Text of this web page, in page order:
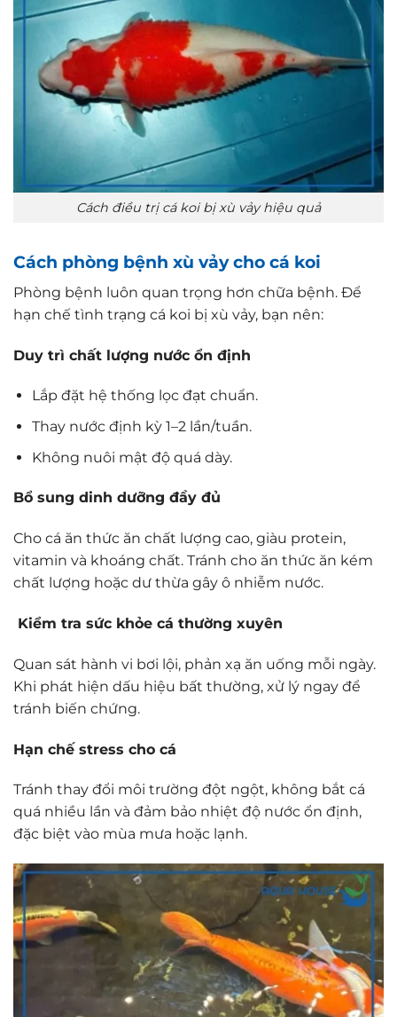
Cách điều trị cá koi bị xù vảy hiệu quả
Cách phòng bệnh xù vảy cho cá koi
Phòng bệnh luôn quan trọng hơn chữa bệnh. Để
hạn chế tình trạng cá koi bị xù vảy, bạn nên:
Duy trì chất lượng nước ổn định
Lắp đặt hệ thống lọc đạt chuẩn.
Thay nước định kỳ 1–2 lần/tuần.
Không nuôi mật độ quá dày.
Bổ sung dinh dưỡng đầy đủ
Cho cá ăn thức ăn chất lượng cao, giàu protein,
vitamin và khoáng chất. Tránh cho ăn thức ăn kém
chất lượng hoặc dư thừa gây ô nhiễm nước.
Kiểm tra sức khỏe cá thường xuyên
Quan sát hành vi bơi lội, phản xạ ăn uống mỗi ngày.
Khi phát hiện dấu hiệu bất thường, xử lý ngay để
tránh biến chứng.
Hạn chế stress cho cá
Tránh thay đổi môi trường đột ngột, không bắt cá
quá nhiều lần và đảm bảo nhiệt độ nước ổn định,
đặc biệt vào mùa mưa hoặc lạnh.